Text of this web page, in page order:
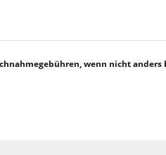
wenn nicht anders